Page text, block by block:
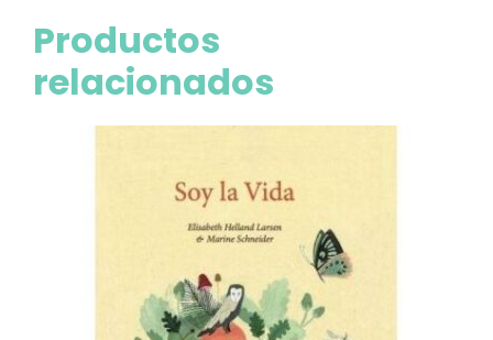
Productos
relacionados